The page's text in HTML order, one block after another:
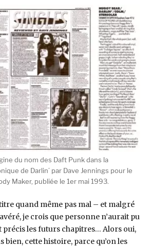
du nom des Daft Punk dans la
de Darlin’ par Dave Jennings pour le
Maker, publiée le 1er mai 1993.
quand même pas mal – et malgré
je crois que personne n’aurait pu
précis les futurs chapitres… Alors oui,
bien, cette histoire, parce qu’on les